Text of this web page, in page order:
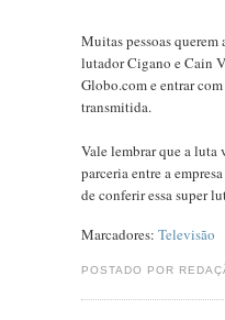
Muitas pessoas
lutador Cigano e Cain
Globo.com e entrar
transmitida.
Vale lembrar que a luta
parceria entre a
de conferir essa super
Marcadores: Televisão
POSTADO POR